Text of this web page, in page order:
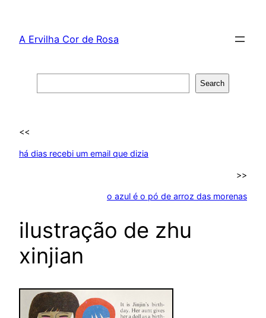
content
A Ervilha Cor de Rosa
Search
<<
há dias recebi um email que dizia
>>
o azul é o pó de arroz das morenas
ilustração de zhu
xinjian